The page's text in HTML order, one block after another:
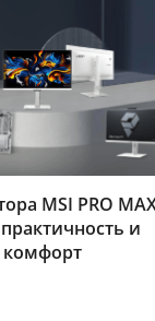
MSI PRO
и